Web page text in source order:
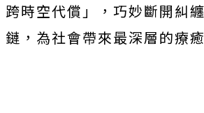
跨時空代償」，巧妙斷開糾
鏈， 為社會帶來最深層的療癒